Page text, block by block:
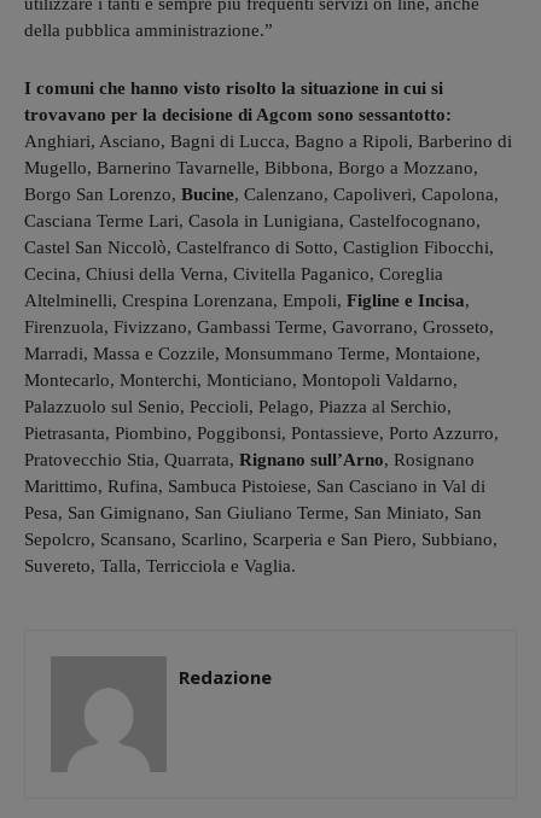
della pubblica amministrazione.”
I comuni che hanno visto risolto la situazione in cui si
trovavano per la decisione di Agcom sono sessantotto:
Anghiari, Asciano, Bagni di Lucca, Bagno a Ripoli, Barberino di
Mugello, Barnerino Tavarnelle, Bibbona, Borgo a Mozzano,
Borgo San Lorenzo, Bucine, Calenzano, Capoliveri, Capolona,
Casciana Terme Lari, Casola in Lunigiana, Castelfocognano,
Castel San Niccolò, Castelfranco di Sotto, Castiglion Fibocchi,
Cecina, Chiusi della Verna, Civitella Paganico, Coreglia
Altelminelli, Crespina Lorenzana, Empoli, Figline e Incisa,
Firenzuola, Fivizzano, Gambassi Terme, Gavorrano, Grosseto,
Marradi, Massa e Cozzile, Monsummano Terme, Montaione,
Montecarlo, Monterchi, Monticiano, Montopoli Valdarno,
Palazzuolo sul Senio, Peccioli, Pelago, Piazza al Serchio,
Pietrasanta, Piombino, Poggibonsi, Pontassieve, Porto Azzurro,
Pratovecchio Stia, Quarrata, Rignano sull’Arno, Rosignano
Marittimo, Rufina, Sambuca Pistoiese, San Casciano in Val di
Pesa, San Gimignano, San Giuliano Terme, San Miniato, San
Sepolcro, Scansano, Scarlino, Scarperia e San Piero, Subbiano,
Suvereto, Talla, Terricciola e Vaglia.
Redazione